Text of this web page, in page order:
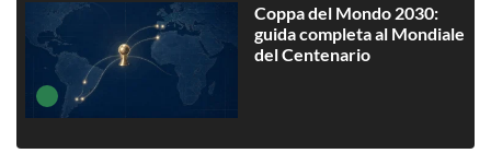
Coppa del Mondo 2030:
guida completa al Mondiale
del Centenario